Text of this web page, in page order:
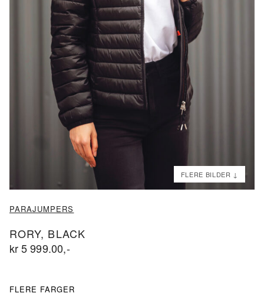
PARAJUMPERS
RORY, BLACK
kr5 999.00,-
FLERE FARGER